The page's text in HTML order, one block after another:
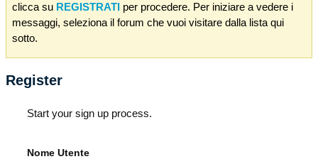
clicca su REGISTRATI per procedere. Per iniziare a vedere i
messaggi, seleziona il forum che vuoi visitare dalla lista qui
sotto.
Register
Start your sign up process.
Nome Utente